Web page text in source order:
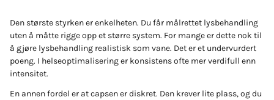
Den største styrken er enkelheten. Du får målrettet lysbehandling
uten å måtte rigge opp et større system. For mange er dette nok til
å gjøre lysbehandling realistisk som vane. Det er et undervurdert
poeng. I helseoptimalisering er konsistens ofte mer verdifull enn
intensitet.
En annen fordel er at capsen er diskret. Den krever lite plass, og du